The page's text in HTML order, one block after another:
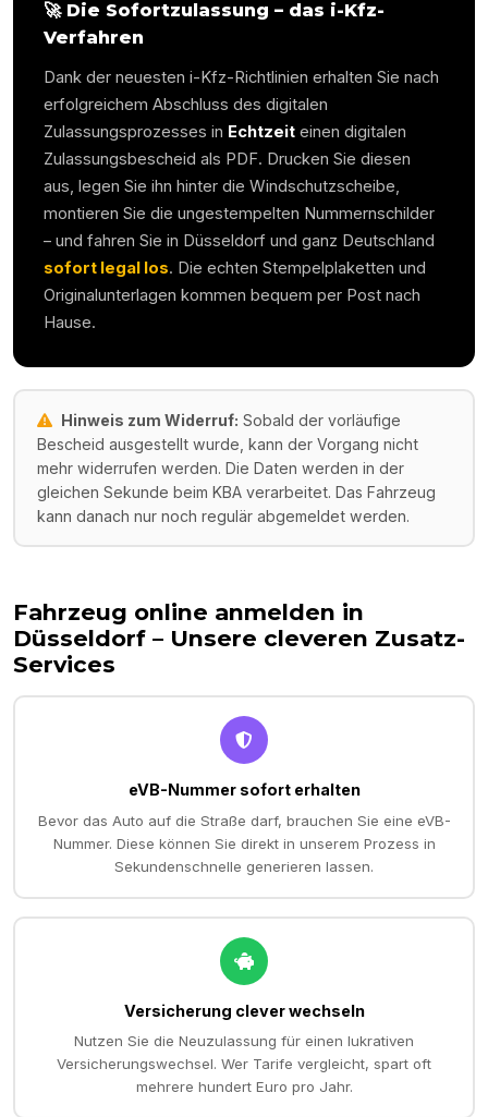
🚀 Die Sofortzulassung – das i-Kfz-
Verfahren
Dank der neuesten i-Kfz-Richtlinien erhalten Sie nach
erfolgreichem Abschluss des digitalen
Zulassungsprozesses in Echtzeit einen digitalen
Zulassungsbescheid als PDF. Drucken Sie diesen
aus, legen Sie ihn hinter die Windschutzscheibe,
montieren Sie die ungestempelten Nummernschilder
– und fahren Sie in Düsseldorf und ganz Deutschland
sofort legal los. Die echten Stempelplaketten und
Originalunterlagen kommen bequem per Post nach
Hause.
Hinweis zum Widerruf: Sobald der vorläufige
Bescheid ausgestellt wurde, kann der Vorgang nicht
mehr widerrufen werden. Die Daten werden in der
gleichen Sekunde beim KBA verarbeitet. Das Fahrzeug
kann danach nur noch regulär abgemeldet werden.
Fahrzeug online anmelden in
Düsseldorf – Unsere cleveren Zusatz-
Services
eVB-Nummer sofort erhalten
Bevor das Auto auf die Straße darf, brauchen Sie eine eVB-
Nummer. Diese können Sie direkt in unserem Prozess in
Sekundenschnelle generieren lassen.
Versicherung clever wechseln
Nutzen Sie die Neuzulassung für einen lukrativen
Versicherungswechsel. Wer Tarife vergleicht, spart oft
mehrere hundert Euro pro Jahr.